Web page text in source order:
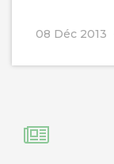
08 Déc 2013